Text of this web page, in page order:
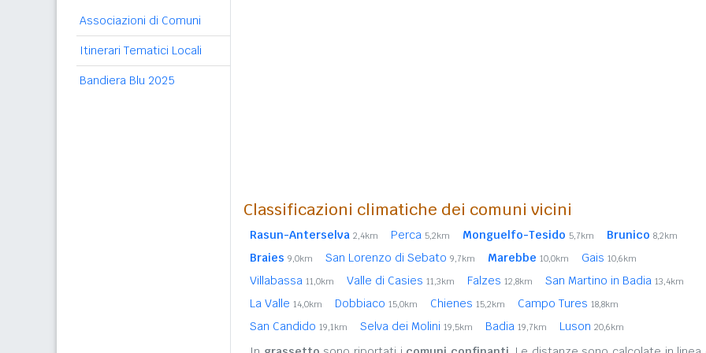
Associazioni di Comuni
Itinerari Tematici Locali
Bandiera Blu 2025
Classificazioni climatiche dei comuni vicini
Rasun-Anterselva 2,4km Perca 5,2km Monguelfo-Tesido 5,7km Brunico 8,2km
Braies 9,0km San Lorenzo di Sebato 9,7km Marebbe 10,0km Gais 10,6km
Villabassa 11,0km Valle di Casies 11,3km Falzes 12,8km San Martino in Badia 13,4km
La Valle 14,0km Dobbiaco 15,0km Chienes 15,2km Campo Tures 18,8km
San Candido 19,1km Selva dei Molini 19,5km Badia 19,7km Luson 20,6km